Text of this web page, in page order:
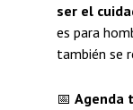
ser el
es para
también se
📅 Agenda